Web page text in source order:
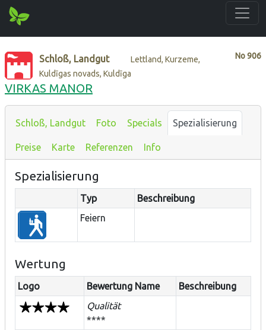
No906
Schloß, Landgut
Lettland, Kurzeme,
Kuldīgas novads, Kuldīga
VIRKAS MANOR
Schloß, Landgut Foto Specials Spezialisierung
Preise Karte Referenzen Info
Spezialisierung
Typ
Beschreibung
Feiern
Wertung
Logo Bewertung Name
Beschreibung
Qualität
****